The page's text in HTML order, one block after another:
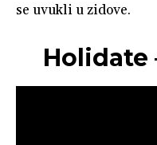
se uvukli u zidove.
Holidate